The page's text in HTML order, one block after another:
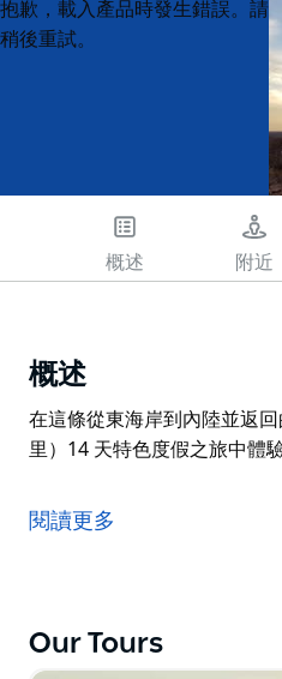
Product
List
Product
List
抱歉，載入產品時發生錯誤。請
稍後重試。
概述 附近
概述
在這條從東海岸到內陸並返
里）14 天特色度假之旅中體
里）14 天特色度假之旅中體
閱讀更多
Our Tours